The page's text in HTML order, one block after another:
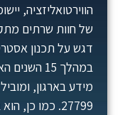
הווירטואליזציה,
של חוות שרתים
במהלך 15
27799. כמו כן,